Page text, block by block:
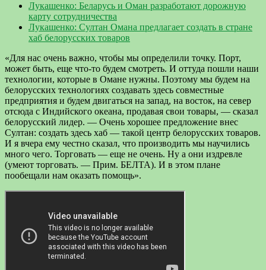
Лукашенко: Беларусь и Оман разработают дорожную
карту сотрудничества
Лукашенко: Султан Омана предлагает создать в стране
хаб белорусских товаров
«Для нас очень важно, чтобы мы определили точку. Порт,
может быть, еще что-то будем смотреть. И оттуда пошли наши
технологии, которые в Омане нужны. Поэтому мы будем на
белорусских технологиях создавать здесь совместные
предприятия и будем двигаться на запад, на восток, на север
отсюда с Индийского океана, продавая свои товары, — сказал
белорусский лидер. — Очень хорошее предложение внес
Султан: создать здесь хаб — такой центр белорусских товаров.
И я вчера ему честно сказал, что производить мы научились
много чего. Торговать — еще не очень. Ну а они издревле
(умеют торговать. — Прим. БЕЛТА). И в этом плане
пообещали нам оказать помощь».